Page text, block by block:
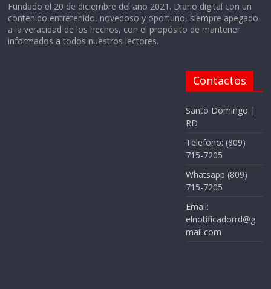
Fundado el 20 de diciembre del año 2021. Diario digital con un
contenido entretenido, novedoso y oportuno, siempre apegado
a la veracidad de los hechos, con el propósito de mantener
informados a todos nuestros lectores.
Contactos
Santo Domingo |
RD
Telefono: (809)
715-7205
Whatsapp (809)
715-7205
Email:
elnotificadorrd@g
mail.com